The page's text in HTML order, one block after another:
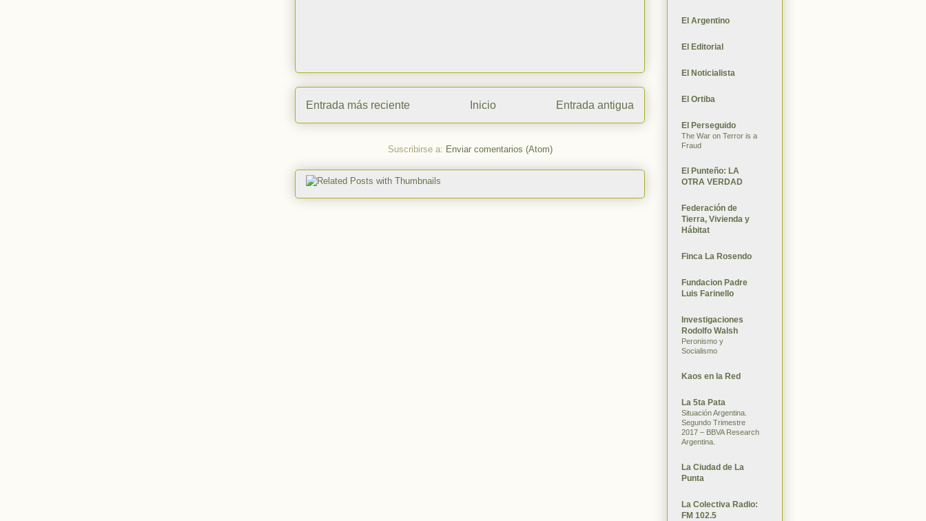
Entrada más reciente Entrada antigua
Inicio
Suscribirse a: Enviar comentarios (Atom)
El Argentino
El Editorial
El Noticialista
El Ortiba
El Perseguido
The War on Terror is a
Fraud
El Punteño: LA
OTRA VERDAD
Federación de
Tierra, Vivienda y
Hábitat
Finca La Rosendo
Fundacion Padre
Luis Farinello
Investigaciones
Rodolfo Walsh
Peronismo y
Socialismo
Kaos en la Red
La 5ta Pata
Situación Argentina.
Segundo Trimestre
2017 – BBVA Research
Argentina.
La Ciudad de La
Punta
La Colectiva Radio:
FM 102.5